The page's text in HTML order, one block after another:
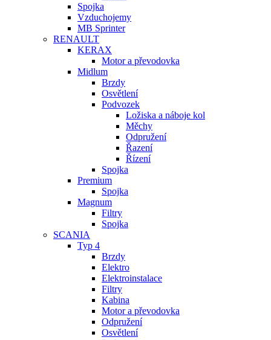
Spojka
Vzduchojemy
MB Sprinter
RENAULT
KERAX
Motor a převodovka
Midlum
Brzdy
Osvětlení
Podvozek
Ložiska a náboje kol
Měchy
Odpružení
Řazení
Řízení
Spojka
Premium
Spojka
Magnum
Filtry
Spojka
SCANIA
Typ 4
Brzdy
Elektro
Elektroinstalace
Filtry
Kabina
Motor a převodovka
Odpružení
Osvětlení